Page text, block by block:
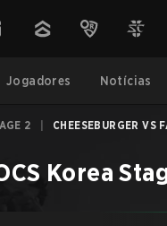
Jogadores Notícias
2 CHEESEBURGER VS
Korea